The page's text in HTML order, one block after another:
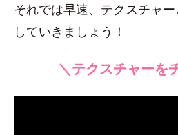
それでは早速、テクスチャ
していきましょう！
＼テクスチャーを